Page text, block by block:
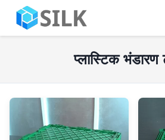
प्लास्टिक भंडारण